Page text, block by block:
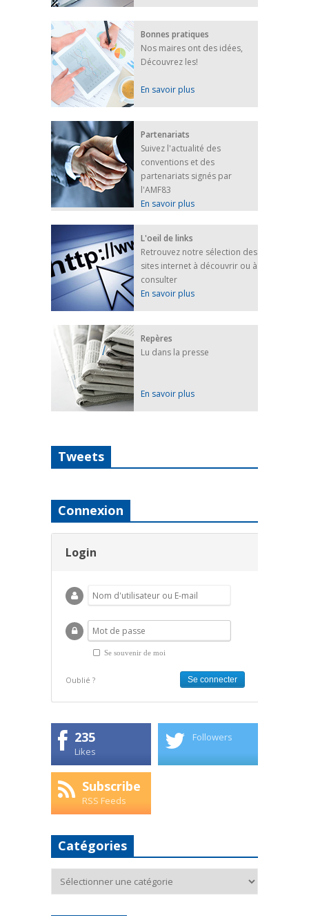
Bonnes pratiques
Nos maires ont des idées,
Découvrez les!
En savoir plus
Partenariats
Suivez l'actualité des
conventions et des
partenariats signés par
l'AMF83
En savoir plus
L'oeil de links
Retrouvez notre sélection des
sites internet à découvrir ou à
consulter
En savoir plus
Repères
Lu dans la presse
En savoir plus
Tweets
Connexion
Login
Se souvenir de moi
Oublié ?
235
Likes
Followers
Subscribe
RSS Feeds
Catégories